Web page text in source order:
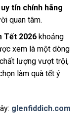
tín chính hãng
quan tâm.
Tết 2026khoảng
xem là một dòng
lượng vượt trội,
làm quà tết ý
glenfiddich.com